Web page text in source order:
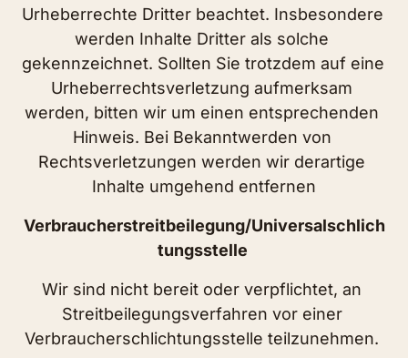
Urheberrechte Dritter beachtet. Insbesondere
werden Inhalte Dritter als solche
gekennzeichnet. Sollten Sie trotzdem auf eine
Urheberrechtsverletzung aufmerksam
werden, bitten wir um einen entsprechenden
Hinweis. Bei Bekanntwerden von
Rechtsverletzungen werden wir derartige
Inhalte umgehend entfernen
Verbraucherstreitbeilegung/Universalschlich
tungsstelle
Wir sind nicht bereit oder verpflichtet, an
Streitbeilegungsverfahren vor einer
Verbraucherschlichtungsstelle teilzunehmen.